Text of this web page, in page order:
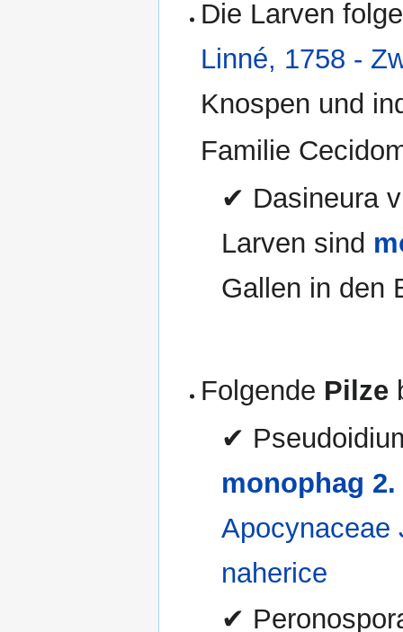
Die Larven
Linné, 1758 -
Knospen und
Familie
✔ Dasineura
Larven sind
Gallen in den
Folgende Pilze
✔
monophag 2.
Apocynaceae
naherice
✔